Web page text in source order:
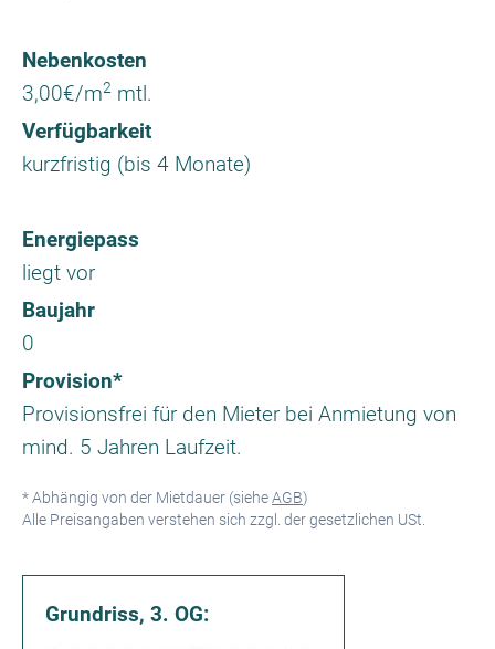
Nebenkosten
3,00€/m2 mtl.
Verfügbarkeit
kurzfristig (bis 4 Monate)
Energiepass
liegt vor
Baujahr
0
Provision*
Provisionsfrei für den Mieter bei Anmietung von
mind. 5 Jahren Laufzeit.
* Abhängig von der Mietdauer (sieheAGB)
Alle Preisangaben verstehen sich zzgl. der gesetzlichen USt.
Grundriss, 3. OG: